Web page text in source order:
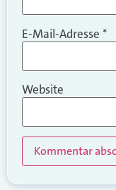
E-Mail-Adresse *
Website
Alternative: